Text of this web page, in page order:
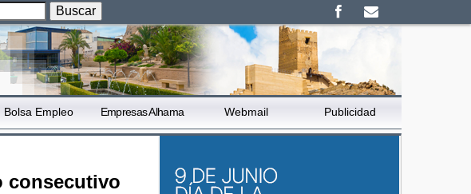
Bolsa Empleo Empresas Alhama Webmail Publicidad
consecutivo